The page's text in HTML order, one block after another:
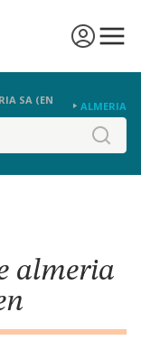
SA (EN
ALMERIA
almeria